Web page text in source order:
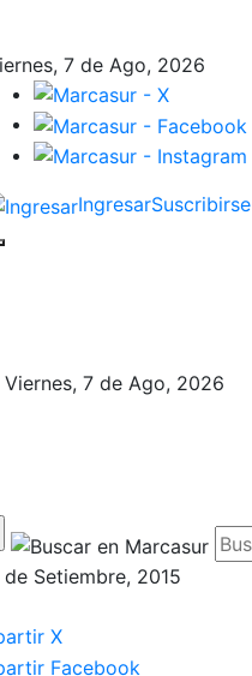
7 de Ago, 2026
IngresarSuscribirse
Viernes, 7 de Ago, 2026
de Setiembre, 2015